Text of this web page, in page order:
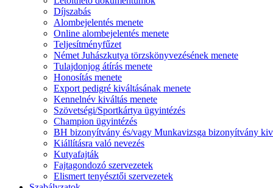
Díjszabás
Alombejelentés menete
Online alombejelentés menete
Teljesítményfűzet
Német Juhászkutya törzskönyvezésének menete
Tulajdonjog átírás menete
Honosítás menete
Export pedigré kiváltásának menete
Kennelnév kiváltás menete
Szövetségi/Sportkártya ügyintézés
Champion ügyintézés
BH bizonyítvány és/vagy Munkavizsga bizonyítvány
Kiállításra való nevezés
Kutyafajták
Fajtagondozó szervezetek
Elismert tenyésztői szervezetek